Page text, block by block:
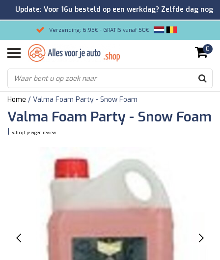
Verzending: 6,95€ - GRATIS vanaf 50€
Gemakkelijk bestellen/Veilig betalen
9.2/10 Klantenrating via Kiyoh!
0
Home / Valma Foam Party - Snow Foam
Valma Foam Party - Snow Foam
Schrijf je eigen review
Update: Voor 16u besteld op een werkdag? Zelfde dag nog
verzonden!